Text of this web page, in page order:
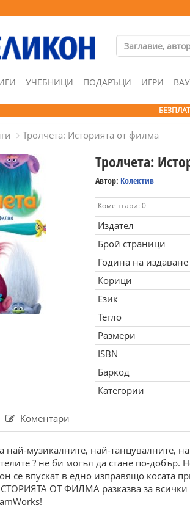
УЧЕБНИЦИ ПОДАРЪЦИ ИГРИ
Тролчета: Историята от филма
Тролчета:
Автор: Колектив
Коментари: 0
Издател
Брой страници
Година на издаване
Корици
Език
Тегло
Размери
ISBN
Баркод
Категории
Коментари
най-музикалните, най-танцувалните,
? не би могъл да стане по-добър.
се впускат в едно изправящо косата
ОТ ФИЛМА разказва за всички